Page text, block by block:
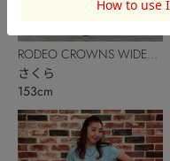
RODEO CROWNS WIDE
BOWL
さくら
153cm